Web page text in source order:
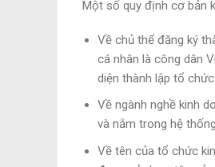
Một số quy định cơ bản
Về chủ thể đăng ký
cá nhân là công dân
diện thành lập tổ
Về ngành nghề kinh
và nằm trong hệ
Về tên của tổ chức